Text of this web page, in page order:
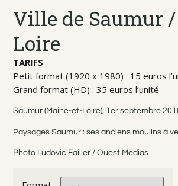
Ville de Saumur
Loire
TARIFS
Petit format (1920 x 1980) : 15 euros
Grand format (HD) : 35 euros l’unité
Saumur (Maine-et-Loire), 1er septembre
Paysages Saumur : ses anciens moulins à
Photo Ludovic Failler / Ouest Médias